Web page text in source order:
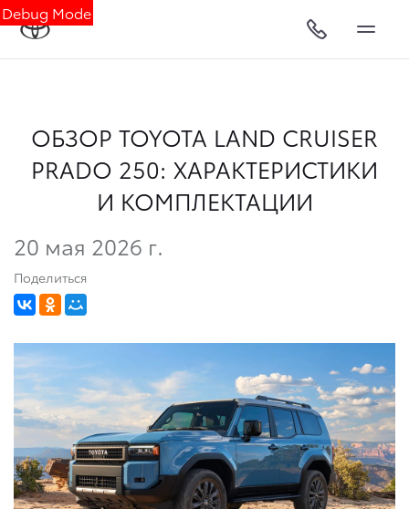
Debug Mode
ОБЗОР TOYOTA LAND CRUISER
PRADO 250: ХАРАКТЕРИСТИКИ
И КОМПЛЕКТАЦИИ
20 мая 2026 г.
Поделиться